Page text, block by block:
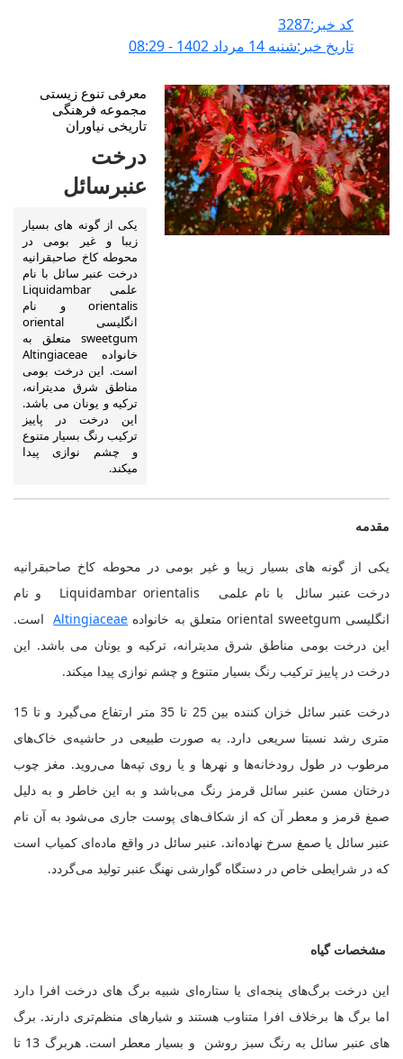
کد خبر:3287
تاریخ خبر:شنبه 14 مرداد 1402 - 08:29
معرفی تنوع زیستی
مجموعه فرهنگی
تاریخی نیاوران
درخت
عنبرسائل
یکی از گونه های بسیار
زیبا و غیر بومی در
محوطه کاخ صاحبقرانیه
درخت عنبر سائل با نام
علمی Liquidambar
orientalis و نام
انگلیسی oriental
sweetgum متعلق به
خانواده Altingiaceae
است. این درخت بومی
مناطق شرق مدیترانه،
ترکیه و یونان می باشد.
این درخت در پاییز
ترکیب رنگ بسیار متنوع
و چشم نوازی پیدا
میکند.
مقدمه
یکی از گونه های بسیار زیبا و غیر بومی در محوطه کاخ صاحبقرانیه
درخت عنبر سائل با نام علمی
Liquidambar orientalis
و نام
انگلیسی oriental sweetgum متعلق به خانواده Altingiaceaeاست.
این درخت بومی مناطق شرق مدیترانه، ترکیه و یونان می باشد. این
درخت در پاییز ترکیب رنگ بسیار متنوع و چشم نوازی پیدا میکند.
درخت عنبر سائل خزان کننده بین 25 تا 35 متر ارتفاع می‌گیرد و تا 15
متری رشد نسبتا سریعی دارد. به صورت طبیعی در حاشیه‌ی خاک‌های
مرطوب در طول رودخانه‌ها و نهر‌ها و یا روی تپه‌ها می‌روید. مغز چوب
درختان مسن عنبر سائل قرمز رنگ می‌باشد و به این خاطر و به دلیل
صمغ قرمز و معطر آن که از شکاف‌های پوست جاری می‌شود به آن نام
عنبر سائل یا صمغ سرخ نهاده‌اند. عنبر سائل در واقع ماده‌ای کمیاب است
که در شرایطی خاص در دستگاه گوارشی نهنگ عنبر تولید می‌گردد.
مشخصات گیاه
این درخت برگ‌های پنجه‌ای یا ستاره‌ای شبیه برگ های درخت افرا دارد
اما برگ ها برخلاف افرا متناوب هستند و شیارهای منظم‌تری دارند. برگ
های عنبر سائل به رنگ سبز روشن و بسیار معطر است. هربرگ 13 تا